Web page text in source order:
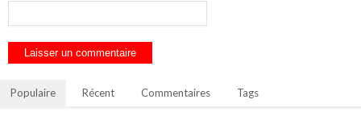
Populaire Récent Commentaires Tags